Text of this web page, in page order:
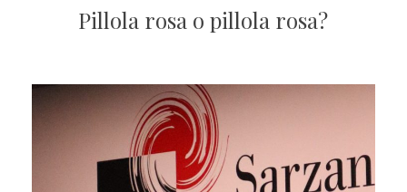
Pillola rosa o pillola rosa?